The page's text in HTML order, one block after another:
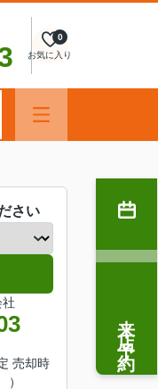
お気に入り
0
さい
売却時
来店予約